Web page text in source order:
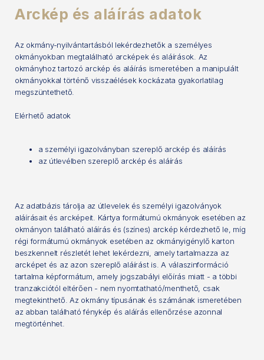
Arckép és aláírás adatok
Az okmány-nyilvántartásból lekérdezhetők a személyes
okmányokban megtalálható arcképek és aláírások. Az
okmányhoz tartozó arckép és aláírás ismeretében a manipulált
okmányokkal történő visszaélések kockázata gyakorlatilag
megszüntethető.
Elérhető adatok
a személyi igazolványban szereplő arckép és aláírás
az útlevélben szereplő arckép és aláírás
Az adatbázis tárolja az útlevelek és személyi igazolványok
aláírásait és arcképeit. Kártya formátumú okmányok esetében az
okmányon található aláírás és (színes) arckép kérdezhető le, míg
régi formátumú okmányok esetében az okmányigénylő karton
beszkennelt részletét lehet lekérdezni, amely tartalmazza az
arcképet és az azon szereplő aláírást is. A válaszinformáció
tartalma képformátum, amely jogszabályi előírás miatt - a többi
tranzakciótól eltérően - nem nyomtatható/menthető, csak
megtekinthető. Az okmány típusának és számának ismeretében
az abban található fénykép és aláírás ellenőrzése azonnal
megtörténhet.